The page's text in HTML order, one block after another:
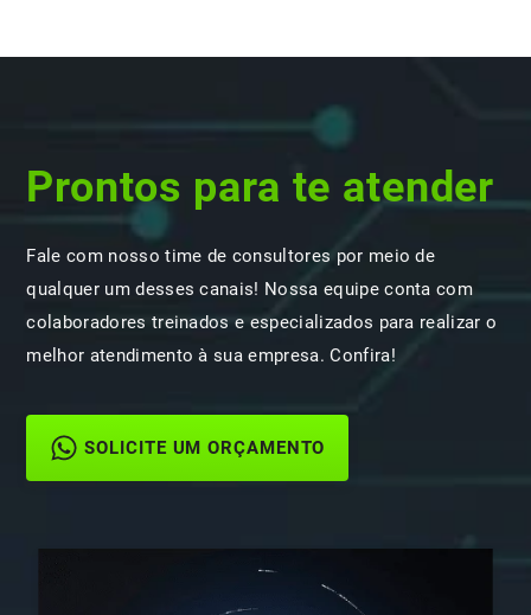
Prontos para te atender
Fale com nosso time de consultores por meio de
qualquer um desses canais! Nossa equipe conta com
colaboradores treinados e especializados para realizar o
melhor atendimento à sua empresa. Confira!
SOLICITE UM ORÇAMENTO